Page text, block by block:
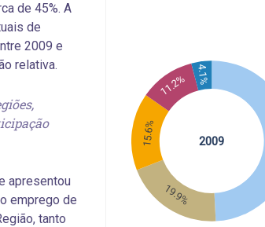
de 45%. A
de
2009 e
relativa.
apresentou
emprego de
tanto
19.9%
15.6%
11.2% 4.1%
2009